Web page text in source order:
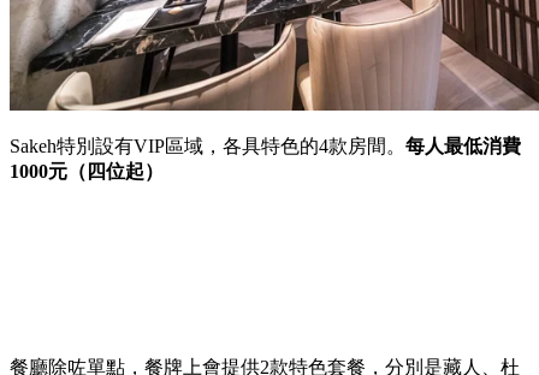
Sakeh特別設有VIP區域，各具特色的4款房間。 每人最低消費
1000元（四位起）
餐廳除咗單點，餐牌上會提供2款特色套餐，分別是藏人、杜